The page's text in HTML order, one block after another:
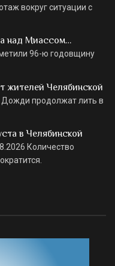
вокруг ситуации с
над Миассом…
96-ю годовщину
жителей Челябинской
Дожди продолжат лить в
в Челябинской
Количество